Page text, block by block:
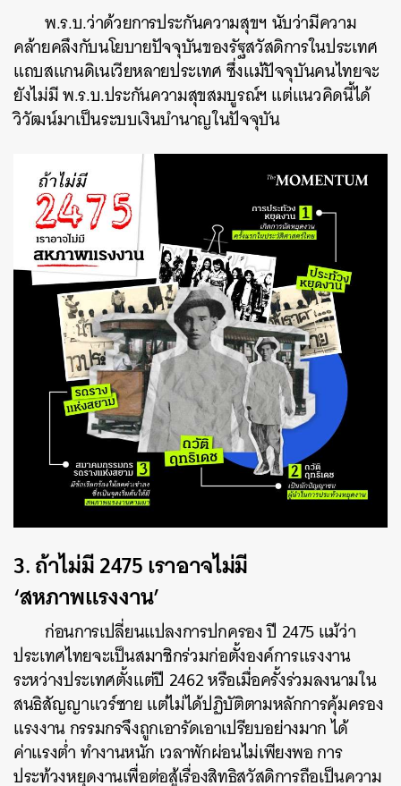
พ.ร.บ.ว่าด้วยการประกันความสุขฯ นับว่ามีความ
คล้ายคลึงกับนโยบายปัจจุบันของรัฐสวัสดิการในประเทศ
แถบสแกนดิเนเวียหลายประเทศ ซึ่งแม้ปัจจุบันคนไทยจะ
ยังไม่มี พ.ร.บ.ประกันความสุขสมบูรณ์ฯ แต่แนวคิดนี้ได้
วิวัฒน์มาเป็นระบบเงินบำนาญในปัจจุบัน
3. ถ้าไม่มี 2475 เราอาจไม่มี
‘สหภาพแรงงาน’
ก่อนการเปลี่ยนแปลงการปกครอง ปี 2475 แม้ว่า
ประเทศไทยจะเป็นสมาชิกร่วมก่อตั้งองค์การแรงงาน
ระหว่างประเทศตั้งแต่ปี 2462 หรือเมื่อครั้งร่วมลงนามใน
สนธิสัญญาแวร์ซาย แต่ไม่ได้ปฏิบัติตามหลักการคุ้มครอง
แรงงาน กรรมกรจึงถูกเอารัดเอาเปรียบอย่างมาก ได้
ค่าแรงต่ำ ทำงานหนัก เวลาพักผ่อนไม่เพียงพอ การ
ประท้วงหยุดงานเพื่อต่อสู้เรื่องสิทธิสวัสดิการถือเป็นความ